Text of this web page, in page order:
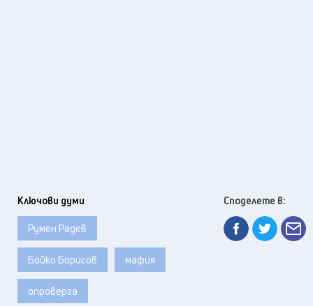
Ключови думи
Румен Радев
Бойко Борисов мафия
опроверга
Споделете в: